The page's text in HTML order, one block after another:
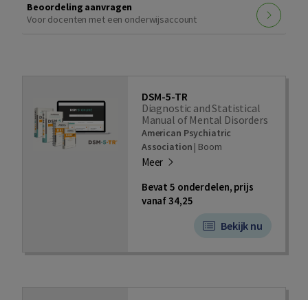
Beoordeling aanvragen
Voor docenten met een onderwijsaccount
DSM-5-TR
Diagnostic and Statistical
Manual of Mental Disorders
American Psychiatric
Association | Boom
Meer
Bevat 5 onderdelen, prijs
vanaf 34,25
Bekijk nu